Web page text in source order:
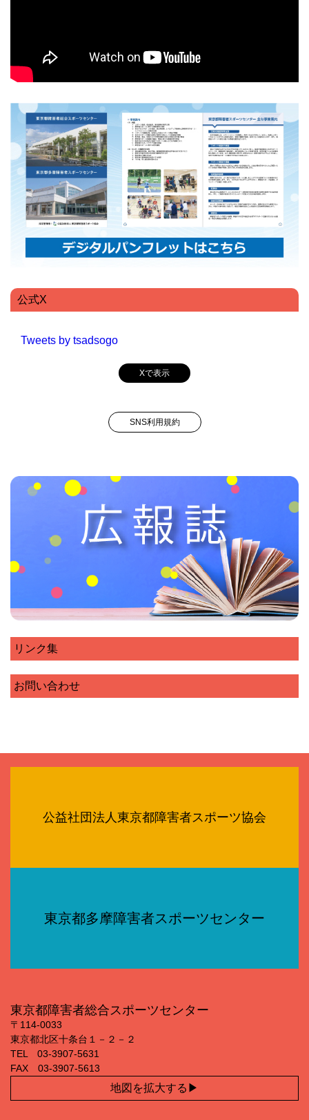
公式X
Tweets by tsadsogo
Xで表示
SNS利用規約
リンク集
お問い合わせ
公益社団法人東京都障害者スポーツ協会
東京都多摩障害者スポーツセンター
東京都障害者総合スポーツセンター
〒114‐0033
東京都北区十条台１－２－２
TEL 03‐3907‐5631
FAX 03‐3907‐5613
地図を拡大する